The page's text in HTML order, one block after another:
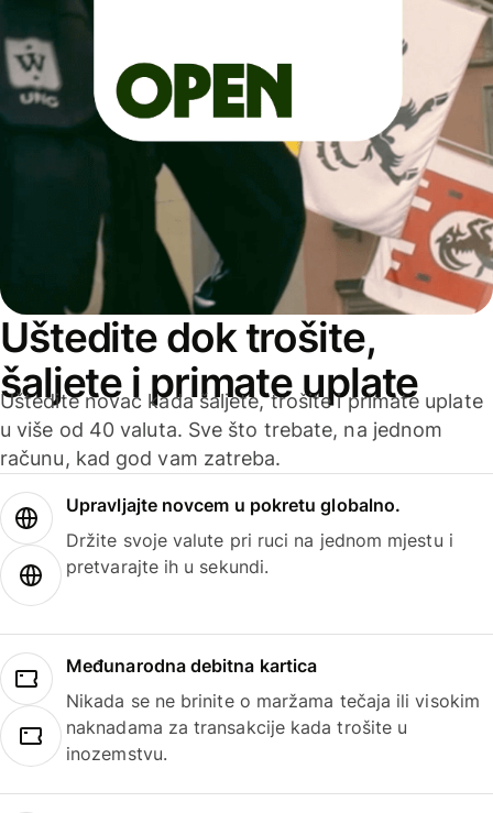
Uštedite dok trošite,
šaljete i primate uplate
Uštedite novac kada šaljete, trošite i primate uplate
u više od 40 valuta. Sve što trebate, na jednom
računu, kad god vam zatreba.
Upravljajte novcem u pokretu globalno.
Držite svoje valute pri ruci na jednom mjestu i
pretvarajte ih u sekundi.
Međunarodna debitna kartica
Nikada se ne brinite o maržama tečaja ili visokim
naknadama za transakcije kada trošite u
inozemstvu.